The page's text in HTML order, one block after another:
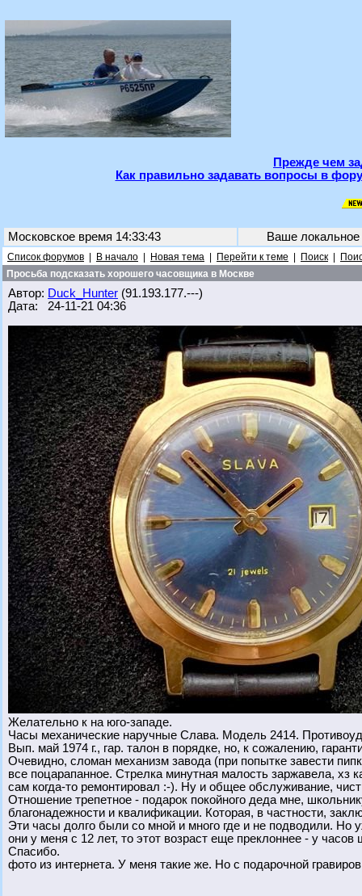
Прежде чем
Как правильно задавать вопросы в
Московское время 14:33:43 Ваше
Список форумов В начало Новая тема Перейти к теме Поиск
Просьба подсказать хорошего часовщика в Москве
Автор: Duck_Hunter (91.193.177.---)
Дата: 24-11-21 04:36
Желательно к на юго-западе.
Часы механические наручные Слава. Модель 2414.
Вып. май 1974 г., гар. талон в порядке, но, к сожалению,
Очевидно, сломан механизм завода (при попытке завести
все поцарапанное. Стрелка минутная малость заржавела,
сам когда-то ремонтировал :-). Ну и общее обслуживание,
Отношение трепетное - подарок покойного деда мне,
благонадежности и квалификации. Которая, в частности,
Эти часы долго были со мной и много где и не подводили. Но
они у меня с 12 лет, то этот возраст еще преклоннее - у часов
Спасибо.
фото из интернета. У меня такие же. Но с подарочной